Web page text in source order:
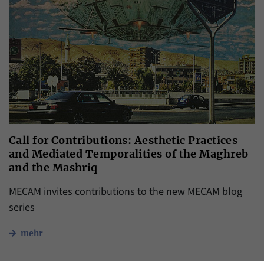
Call for Contributions: Aesthetic Practices
and Mediated Temporalities of the Maghreb
and the Mashriq
MECAM invites contributions to the new MECAM blog
series
mehr